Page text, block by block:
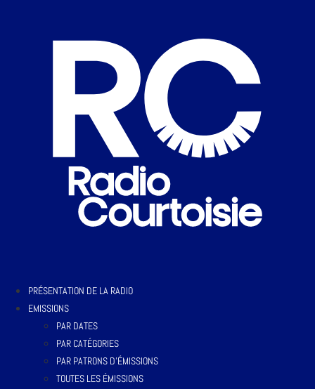
PRÉSENTATION DE LA RADIO
EMISSIONS
PAR DATES
PAR CATÉGORIES
PAR PATRONS D’ÉMISSIONS
TOUTES LES ÉMISSIONS